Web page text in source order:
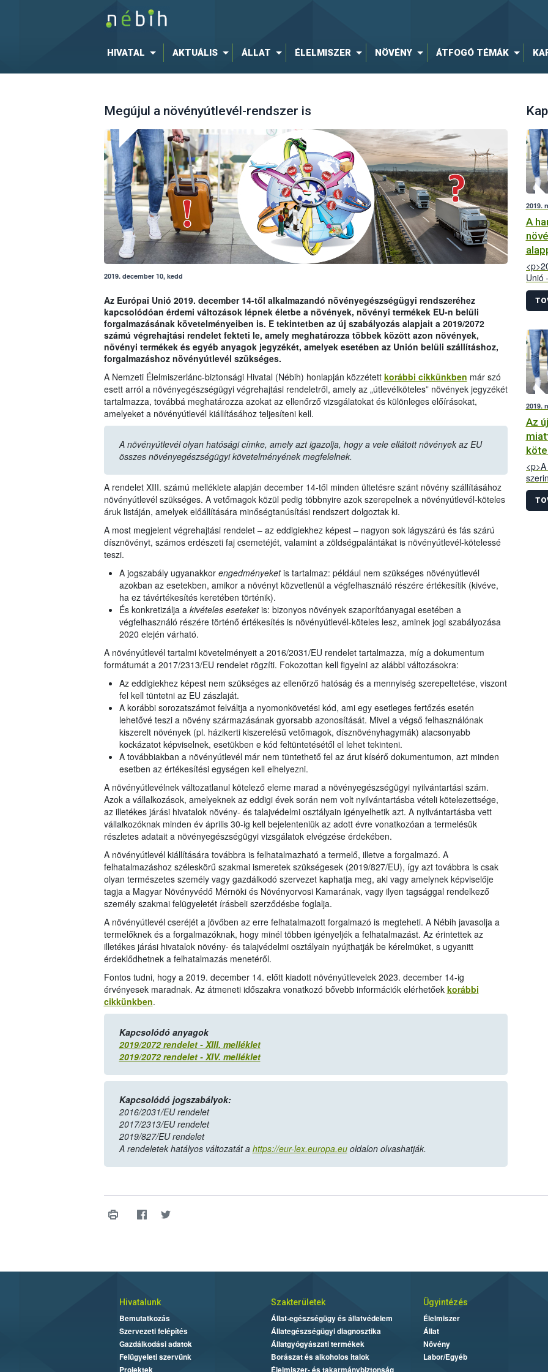
HIVATAL AKTUÁLIS ÁLLAT ÉLELMISZER NÖVÉNY ÁTFOGÓ TÉMÁK
Megújul a növényútlevél-rendszer is
2019. december 10, kedd
Az Európai Unió 2019. december 14-től alkalmazandó növényegészségügyi rendszeréhez
kapcsolódóan érdemi változások lépnek életbe a növények, növényi termékek EU-n belüli
forgalmazásának követelményeiben is. E tekintetben az új szabályozás alapjait a 2019/2072
számú végrehajtási rendelet fekteti le, amely meghatározza többek között azon növények,
növényi termékek és egyéb anyagok jegyzékét, amelyek esetében az Unión belüli szállításhoz,
forgalmazáshoz növényútlevél szükséges.
A Nemzeti Élelmiszerlánc-biztonsági Hivatal (Nébih) honlapján közzétett korábbi cikkünkben már szó
esett arról a növényegészségügyi végrehajtási rendeletről, amely az „útlevélköteles” növények jegyzékét
tartalmazza, továbbá meghatározza azokat az ellenőrző vizsgálatokat és különleges előírásokat,
amelyeket a növényútlevél kiállításához teljesíteni kell.
A növényútlevél olyan hatósági címke, amely azt igazolja, hogy a vele ellátott növények az EU
összes növényegészségügyi követelményének megfelelnek.
A rendelet XIII. számú melléklete alapján december 14-től minden ültetésre szánt növény szállításához
növényútlevél szükséges. A vetőmagok közül pedig többnyire azok szerepelnek a növényútlevél-köteles
áruk listáján, amelyek előállítására minőségtanúsítási rendszert dolgoztak ki.
A most megjelent végrehajtási rendelet – az eddigiekhez képest – nagyon sok lágyszárú és fás szárú
dísznövényt, számos erdészeti faj csemetéjét, valamint a zöldségpalántákat is növényútlevél-kötelessé
teszi.
A jogszabály ugyanakkor engedményeketis tartalmaz: például nem szükséges növényútlevél
azokban az esetekben, amikor a növényt közvetlenül a végfelhasználó részére értékesítik (kivéve,
ha ez távértékesítés keretében történik).
És konkretizálja a kivételes eseteketis: bizonyos növények szaporítóanyagai esetében a
végfelhasználó részére történő értékesítés is növényútlevél-köteles lesz, aminek jogi szabályozása
2020 elején várható.
A növényútlevél tartalmi követelményeit a 2016/2031/EU rendelet tartalmazza, míg a dokumentum
formátumát a 2017/2313/EU rendelet rögzíti. Fokozottan kell figyelni az alábbi változásokra:
Az eddigiekhez képest nem szükséges az ellenőrző hatóság és a mennyiség szerepeltetése, viszont
fel kell tüntetni az EU zászlaját.
A korábbi sorozatszámot felváltja a nyomonkövetési kód, ami egy esetleges fertőzés esetén
lehetővé teszi a növény származásának gyorsabb azonosítását. Mivel a végső felhasználónak
kiszerelt növények (pl. házikerti kiszerelésű vetőmagok, dísznövényhagymák) alacsonyabb
kockázatot képviselnek, esetükben e kód feltüntetésétől el lehet tekinteni.
A továbbiakban a növényútlevél már nem tüntethető fel az árut kísérő dokumentumon, azt minden
esetben az értékesítési egységen kell elhelyezni.
A növényútlevélnek változatlanul kötelező eleme marad a növényegészségügyi nyilvántartási szám.
Azok a vállalkozások, amelyeknek az eddigi évek során nem volt nyilvántartásba vételi kötelezettsége,
az illetékes járási hivatalok növény- és talajvédelmi osztályain igényelhetik azt. A nyilvántartásba vett
vállalkozóknak minden év április 30-ig kell bejelenteniük az adott évre vonatkozóan a termelésük
részletes adatait a növényegészségügyi vizsgálatok elvégzése érdekében.
A növényútlevél kiállítására továbbra is felhatalmazható a termelő, illetve a forgalmazó. A
felhatalmazáshoz széleskörű szakmai ismeretek szükségesek (2019/827/EU), így azt továbbra is csak
olyan természetes személy vagy gazdálkodó szervezet kaphatja meg, aki vagy amelynek képviselője
tagja a Magyar Növényvédő Mérnöki és Növényorvosi Kamarának, vagy ilyen tagsággal rendelkező
személy szakmai felügyeletét írásbeli szerződésbe foglalja.
A növényútlevél cseréjét a jövőben az erre felhatalmazott forgalmazó is megteheti. A Nébih javasolja a
termelőknek és a forgalmazóknak, hogy minél többen igényeljék a felhatalmazást. Az érintettek az
illetékes járási hivatalok növény- és talajvédelmi osztályain nyújthatják be kérelmüket, s ugyanitt
érdeklődhetnek a felhatalmazás menetéről.
Fontos tudni, hogy a 2019. december 14. előtt kiadott növényútlevelek 2023. december 14-ig
érvényesek maradnak. Az átmeneti időszakra vonatkozó bővebb információk elérhetőek korábbi
cikkünkben.
Kapcsolódó anyagok
2019/2072 rendelet - XIII. melléklet
2019/2072 rendelet - XIV. melléklet
Kapcsolódó jogszabályok:
2016/2031/EU rendelet
2017/2313/EU rendelet
2019/827/EU rendelet
A rendeletek hatályos változatát a https://eur-lex.europa.euoldalon olvashatják.
2019.
A
Unió
2019.
Az
Hivatalunk
Bemutatkozás
Szervezeti felépítés
Gazdálkodási adatok
Felügyeleti szervünk
Projektek
Szakterületek
Állat-egészségügy és állatvédelem
Állategészségügyi diagnosztika
Állatgyógyászati termékek
Borászat és alkoholos italok
Élelmiszer- és takarmánybiztonság
Ügyintézés
Élelmiszer
Állat
Növény
Labor/Egyéb